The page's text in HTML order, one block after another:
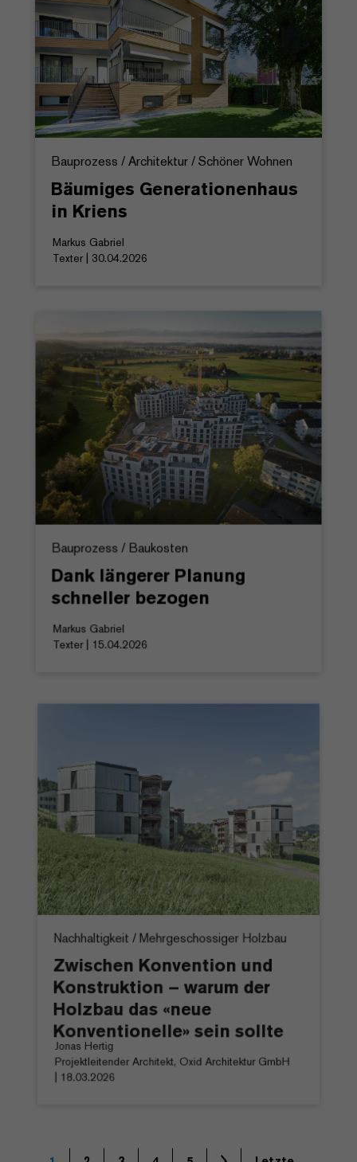
Bauprozess / Architektur / Schöner Wohnen
Bäumiges Generationenhaus
in Kriens
Markus Gabriel
Texter | 30.04.2026
Bauprozess / Baukosten
Dank längerer Planung
schneller bezogen
Markus Gabriel
Texter | 15.04.2026
Nachhaltigkeit / Mehrgeschossiger Holzbau
Zwischen Konvention und
Konstruktion – warum der
Holzbau das «neue
Konventionelle» sein sollte
Jonas Hertig
Projektleitender Architekt, Oxid Architektur GmbH
| 18.03.2026